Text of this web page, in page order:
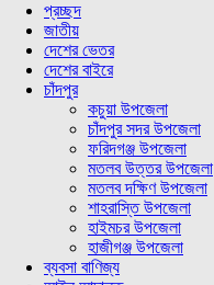
প্রচ্ছদ
জাতীয়
দেশের ভেতর
দেশের বাইরে
চাঁদপুর
কচুয়া উপজেলা
চাঁদপুর সদর উপজেলা
ফরিদগঞ্জ উপজেলা
মতলব উত্তর উপজেলা
মতলব দক্ষিণ উপজেলা
শাহরাস্তি উপজেলা
হাইমচর উপজেলা
হাজীগঞ্জ উপজেলা
ব্যবসা বাণিজ্য